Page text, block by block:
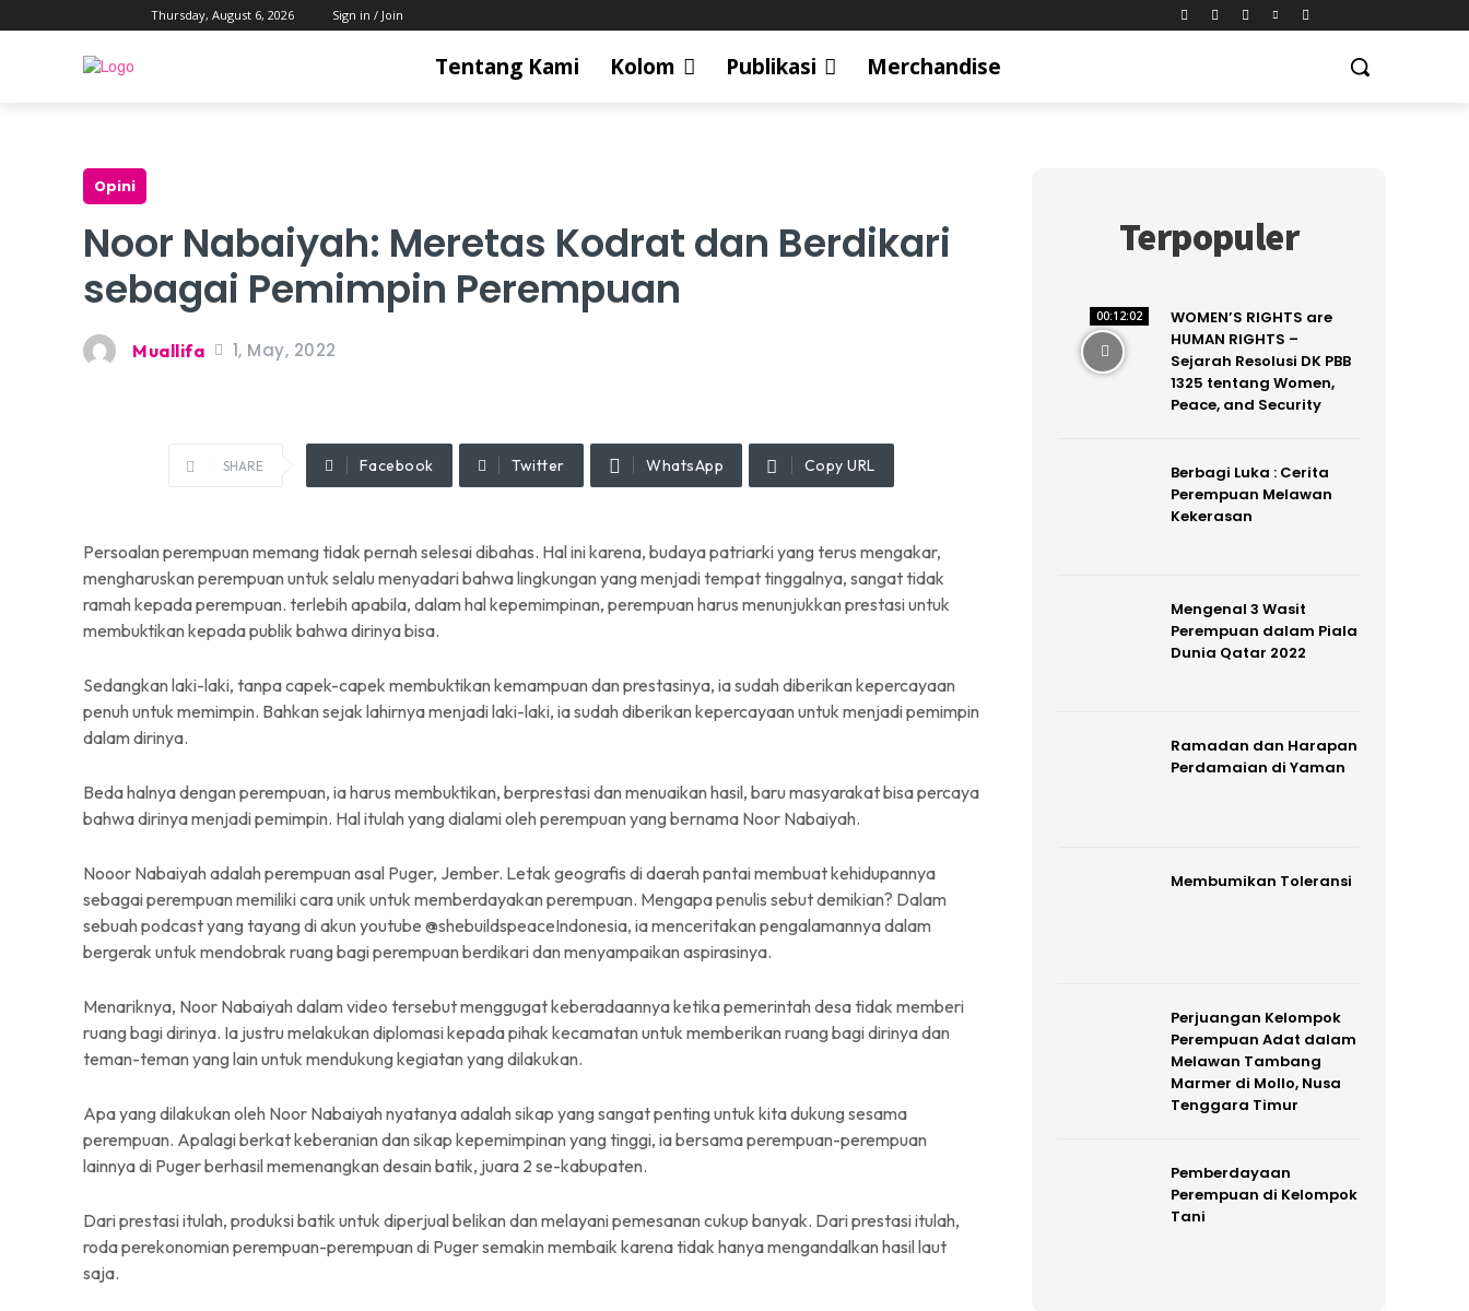
Thursday, August 6, 2026 Sign in / Join
Tentang Kami Kolom Publikasi Merchandise
Opini
Noor Nabaiyah: Meretas Kodrat dan Berdikari
sebagai Pemimpin Perempuan
Muallifa 1, May, 2022
SHARE Facebook Twitter WhatsApp Copy URL
Persoalan perempuan memang tidak pernah selesai dibahas. Hal ini karena, budaya patriarki yang terus mengakar,
mengharuskan perempuan untuk selalu menyadari bahwa lingkungan yang menjadi tempat tinggalnya, sangat tidak
ramah kepada perempuan. terlebih apabila, dalam hal kepemimpinan, perempuan harus menunjukkan prestasi untuk
membuktikan kepada publik bahwa dirinya bisa.
Sedangkan laki-laki, tanpa capek-capek membuktikan kemampuan dan prestasinya, ia sudah diberikan kepercayaan
penuh untuk memimpin. Bahkan sejak lahirnya menjadi laki-laki, ia sudah diberikan kepercayaan untuk menjadi pemimpin
dalam dirinya.
Beda halnya dengan perempuan, ia harus membuktikan, berprestasi dan menuaikan hasil, baru masyarakat bisa percaya
bahwa dirinya menjadi pemimpin. Hal itulah yang dialami oleh perempuan yang bernama Noor Nabaiyah.
Nooor Nabaiyah adalah perempuan asal Puger, Jember. Letak geografis di daerah pantai membuat kehidupannya
sebagai perempuan memiliki cara unik untuk memberdayakan perempuan. Mengapa penulis sebut demikian? Dalam
sebuah podcast yang tayang di akun youtube @shebuildspeaceIndonesia, ia menceritakan pengalamannya dalam
bergerak untuk mendobrak ruang bagi perempuan berdikari dan menyampaikan aspirasinya.
Menariknya, Noor Nabaiyah dalam video tersebut menggugat keberadaannya ketika pemerintah desa tidak memberi
ruang bagi dirinya. Ia justru melakukan diplomasi kepada pihak kecamatan untuk memberikan ruang bagi dirinya dan
teman-teman yang lain untuk mendukung kegiatan yang dilakukan.
Apa yang dilakukan oleh Noor Nabaiyah nyatanya adalah sikap yang sangat penting untuk kita dukung sesama
perempuan. Apalagi berkat keberanian dan sikap kepemimpinan yang tinggi, ia bersama perempuan-perempuan
lainnya di Puger berhasil memenangkan desain batik, juara 2 se-kabupaten.
Dari prestasi itulah, produksi batik untuk diperjual belikan dan melayani pemesanan cukup banyak. Dari prestasi itulah,
roda perekonomian perempuan-perempuan di Puger semakin membaik karena tidak hanya mengandalkan hasil laut
saja.
Terpopuler
00:12:02
WOMEN’S RIGHTS are
HUMAN RIGHTS –
Sejarah Resolusi DK PBB
1325 tentang Women,
Peace, and Security
Berbagi Luka : Cerita
Perempuan Melawan
Kekerasan
Mengenal 3 Wasit
Perempuan dalam Piala
Dunia Qatar 2022
Ramadan dan Harapan
Perdamaian di Yaman
Membumikan Toleransi
Perjuangan Kelompok
Perempuan Adat dalam
Melawan Tambang
Marmer di Mollo, Nusa
Tenggara Timur
Pemberdayaan
Perempuan di Kelompok
Tani